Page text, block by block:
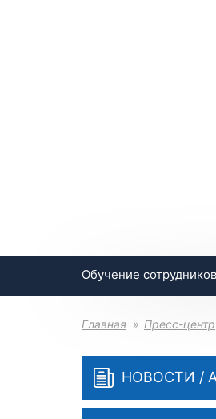
Обучение
Главная Пресс-центр
НОВОСТИ /